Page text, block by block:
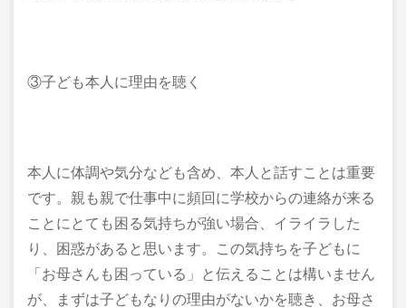
③子ども本人に理由を聴く
本人に体調や気分なども含め、本人と話すことは重要
です。親も親で仕事中に頻回に学校からの連絡が来る
ことにとても困る気持ちが強い場合、イライラした
り、困惑があると思います。この気持ちを子どもに
「お母さんも困っている」と伝えることは構いません
が、まずは子どもなりの理由がないかを聴き、お母さ